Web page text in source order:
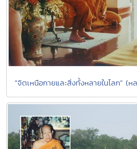
"จิตเหนือกายและสิ่งทั้งหลายในโลก" (ห